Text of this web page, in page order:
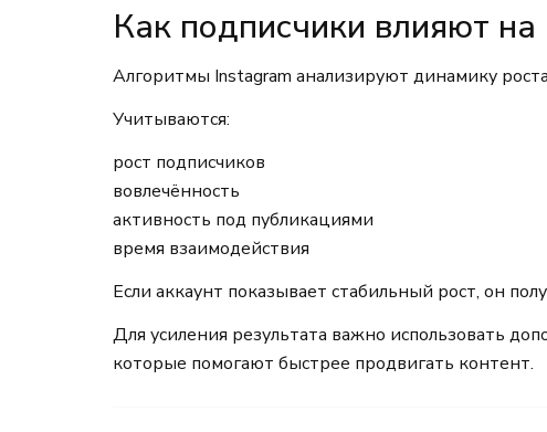
Как подписчики влияют
Алгоритмы Instagram анализируют динамику
Учитываются:
рост подписчиков
вовлечённость
активность под публикациями
время взаимодействия
Если аккаунт показывает стабильный рост, он
Для усиления результата важно использовать
которые помогают быстрее продвигать контент.